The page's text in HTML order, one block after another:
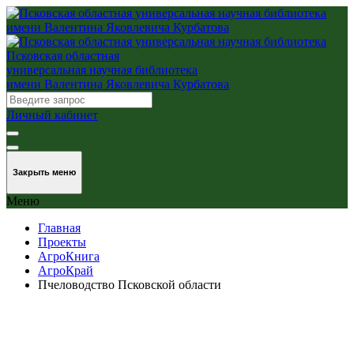
Псковская областная
универсальная научная библиотека
имени Валентина Яковлевича Курбатова
Личный кабинет
Закрыть меню
Меню
Главная
Проекты
АгроКнига
АгроКрай
Пчеловодство Псковской области